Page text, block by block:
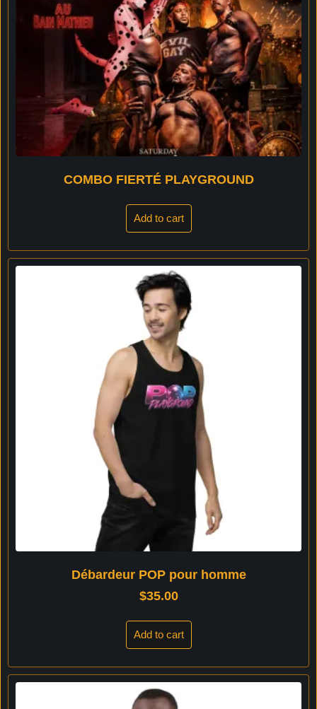
COMBO FIERTÉ PLAYGROUND
Add to cart
Débardeur POP pour homme
$35.00
Add to cart